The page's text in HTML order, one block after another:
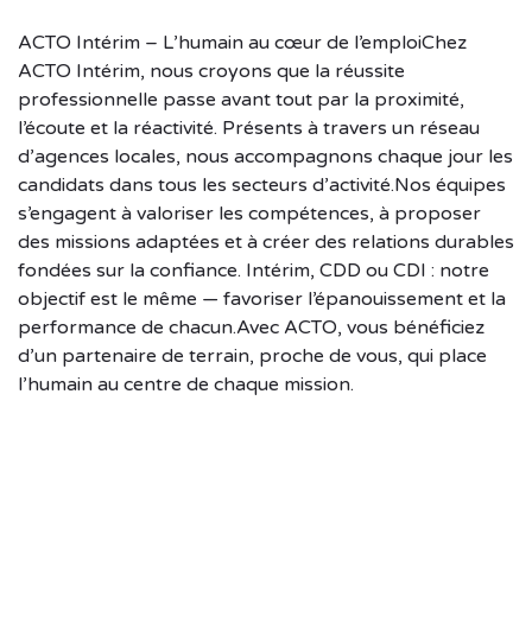
ACTO Intérim – L’humain au cœur de l’emploiChez
ACTO Intérim, nous croyons que la réussite
professionnelle passe avant tout par la proximité,
l’écoute et la réactivité. Présents à travers un réseau
d’agences locales, nous accompagnons chaque jour les
candidats dans tous les secteurs d’activité.Nos équipes
s’engagent à valoriser les compétences, à proposer
des missions adaptées et à créer des relations durables
fondées sur la confiance. Intérim, CDD ou CDI : notre
objectif est le même — favoriser l’épanouissement et la
performance de chacun.Avec ACTO, vous bénéficiez
d’un partenaire de terrain, proche de vous, qui place
l’humain au centre de chaque mission.